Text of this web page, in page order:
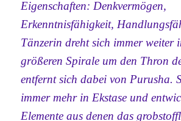
Eigenschaften: Denkvermögen,
Erkenntnisfähigkeit,
Tänzerin dreht sich immer weiter
größeren Spirale um den Thron
entfernt sich dabei von Purusha.
immer mehr in Ekstase und
Elemente aus denen das